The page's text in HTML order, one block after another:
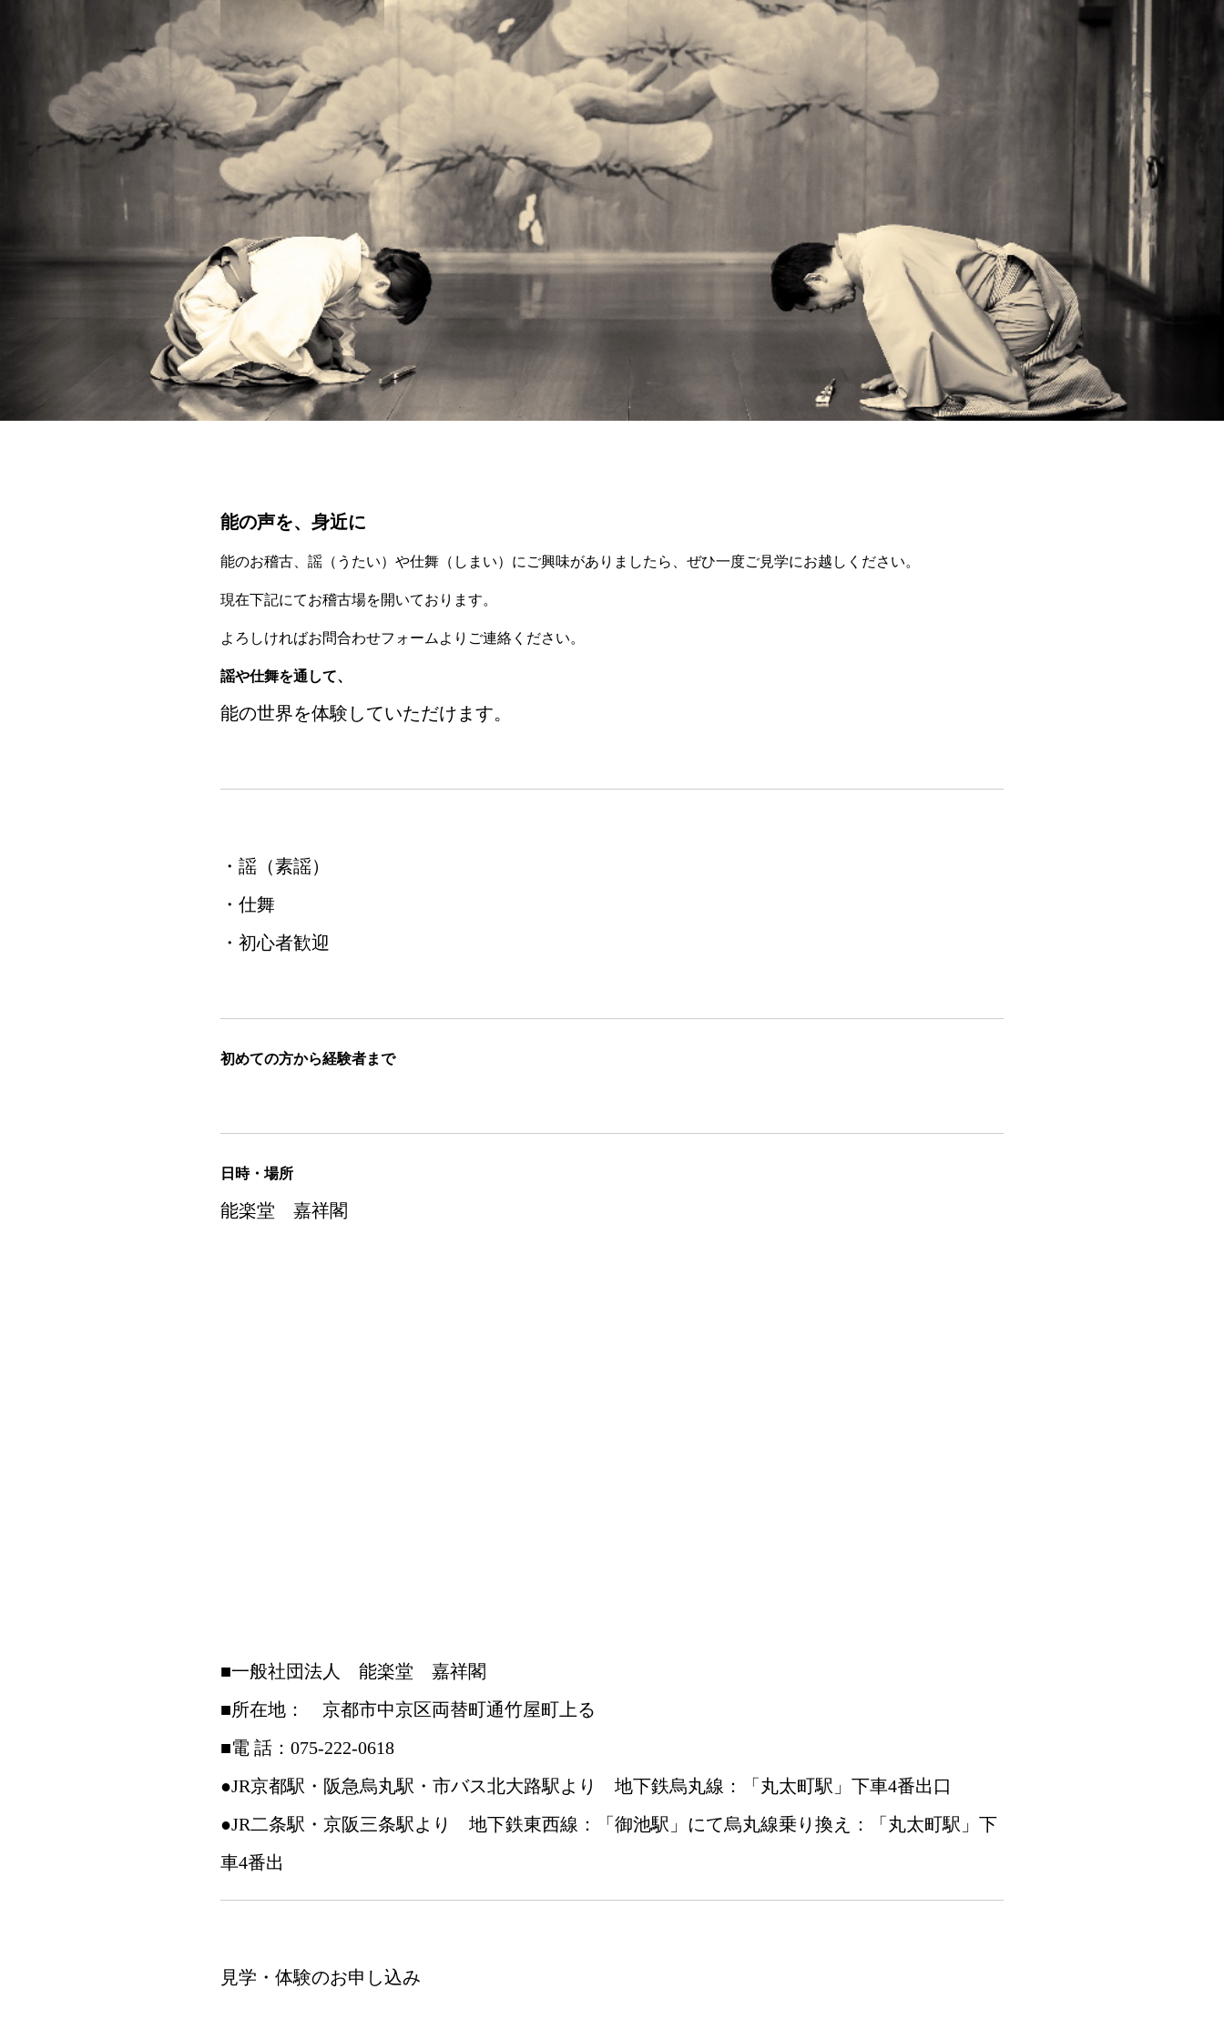
能の声を、身近に
能のお稽古、謡（うたい）や仕舞（しまい）にご興味がありましたら、ぜひ一度ご見学にお越しください。
現在下記にてお稽古場を開いております。
よろしければお問合わせフォームよりご連絡ください。
謡や仕舞を通して、
能の世界を体験していただけます。
・謡（素謡）
・仕舞
・初心者歓迎
初めての方から経験者まで
日時・場所
能楽堂 嘉祥閣
■一般社団法人 能楽堂 嘉祥閣
■所在地： 京都市中京区両替町通竹屋町上る
■電 話：075-222-0618
●JR京都駅・阪急烏丸駅・市バス北大路駅より 地下鉄烏丸線：「丸太町駅」下車4番出口
●JR二条駅・京阪三条駅より 地下鉄東西線：「御池駅」にて烏丸線乗り換え：「丸太町駅」下
車4番出
見学・体験のお申し込み